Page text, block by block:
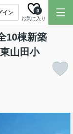
イン
お気に入り
0
10棟新築
山田小